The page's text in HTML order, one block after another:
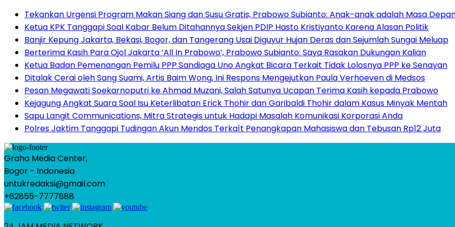
Tekankan Urgensi Program Makan Siang dan Susu Gratis, Prabowo Subianto: Anak-anak adalah Masa
Ketua KPK Tanggapi Soal Kabar Belum Ditahannya Sekjen PDIP Hasto Kristiyanto Karena Alasan Politik
Banjir Kepung Jakarta, Bekasi, Bogor, dan Tangerang Usai Diguyur Hujan Deras dan Sejumlah Sungai Meluap
Berterima Kasih Para Ojol Jakarta ‘All In Prabowo’, Prabowo Subianto: Saya Rasakan Dukungan Kalian
Ketua Badan Pemenangan Pemilu PPP Sandiaga Uno Angkat Bicara Terkait Tidak Lolosnya PPP ke Senayan
Ditalak Cerai oleh Sang Suami, Artis Baim Wong, Ini Respons Mengejutkan Paula Verhoeven di Medsos
Pesan Megawati Soekarnoputri ke Ahmad Muzani, Salah Satunya Ucapan Terima Kasih kepada Prabowo
Kejagung Angkat Suara Soal Isu Keterlibatan Erick Thohir dan Garibaldi Thohir dalam Kasus Minyak Mentah
Sapu Langit Communications, Mitra Strategis untuk Hadapi Masalah Komunikasi Korporasi Anda
Polres Jaktim Tanggapi Tudingan Akun Mendos Terkaít Penangkapan Mahasiswa dan Tebusan Rp12 Juta
Graha Media Center,
Bogor - Indonesia
untukredaksi@gmail.com
+62855-7777888